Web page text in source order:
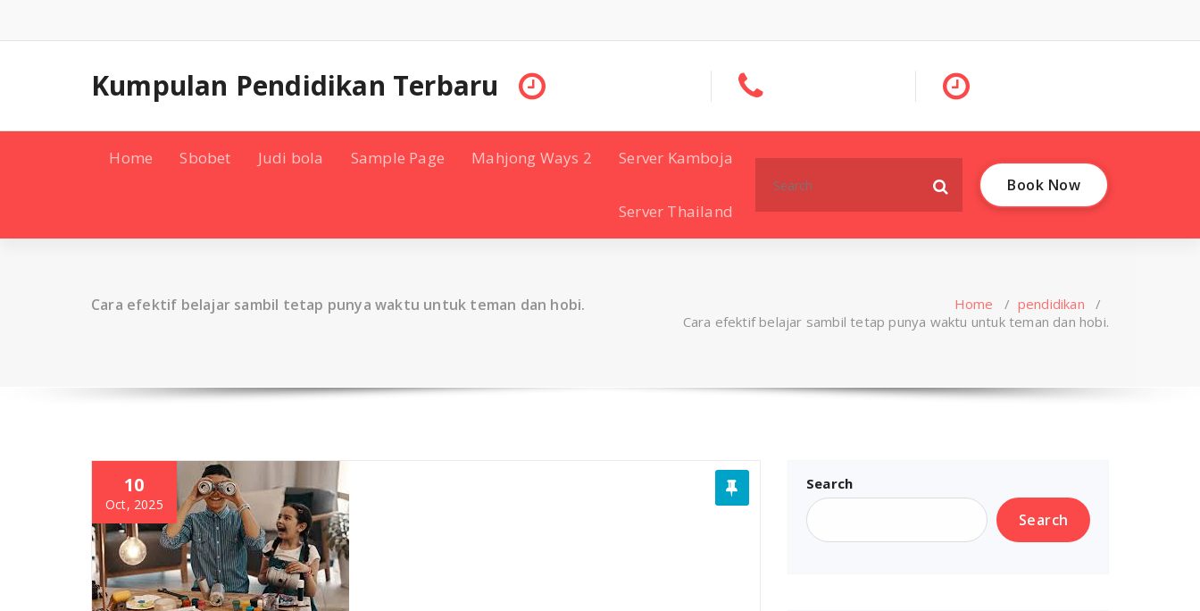
content
Kumpulan Pendidikan Terbaru
Home Sbobet Judi bola Sample Page Mahjong Ways 2 Server Kamboja
Server Thailand
for:
Book Now
Cara efektif belajar sambil tetap punya waktu untuk teman dan hobi. Home / pendidikan /
Cara efektif belajar sambil tetap punya waktu untuk teman dan hobi.
10
Oct, 2025
Search
Search